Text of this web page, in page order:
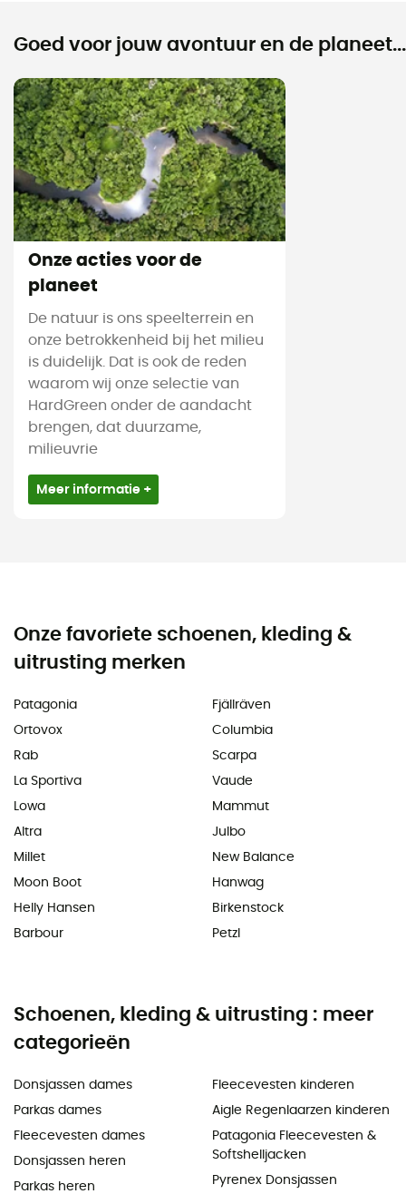
Goed voor jouw avontuur en de planeet...
Onze acties voor de
planeet
De natuur is ons speelterrein en
onze betrokkenheid bij het milieu
is duidelijk. Dat is ook de reden
waarom wij onze selectie van
HardGreen onder de aandacht
brengen, dat duurzame,
milieuvrie
Meer informatie +
Onze favoriete schoenen, kleding &
uitrusting merken
Patagonia
Ortovox
Rab
La Sportiva
Lowa
Altra
Millet
Moon Boot
Helly Hansen
Barbour
Fjällräven
Columbia
Scarpa
Vaude
Mammut
Julbo
New Balance
Hanwag
Birkenstock
Petzl
Schoenen, kleding & uitrusting : meer
categorieën
Donsjassen dames
Parkas dames
Fleecevesten dames
Donsjassen heren
Parkas heren
Fleecevesten kinderen
Aigle Regenlaarzen kinderen
Patagonia Fleecevesten &
Softshelljacken
Pyrenex Donsjassen